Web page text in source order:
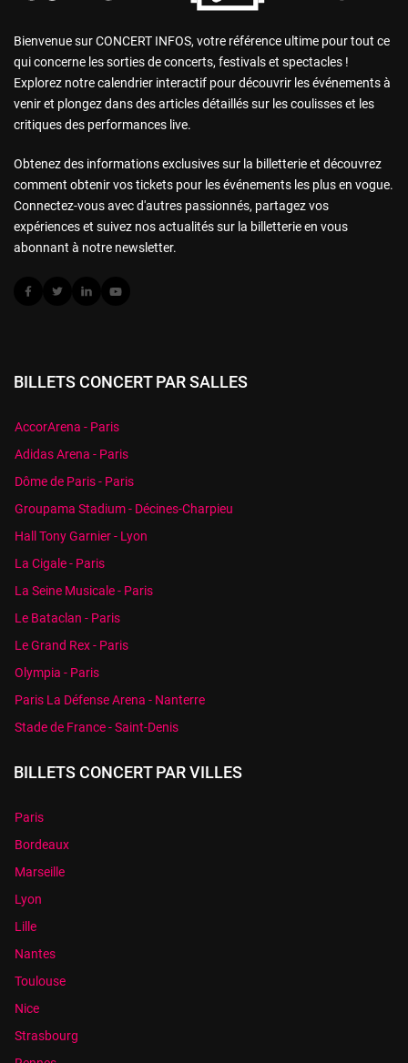
Bienvenue sur CONCERT INFOS, votre référence ultime pour tout ce
qui concerne les sorties de concerts, festivals et spectacles !
Explorez notre calendrier interactif pour découvrir les événements à
venir et plongez dans des articles détaillés sur les coulisses et les
critiques des performances live.
Obtenez des informations exclusives sur la billetterie et découvrez
comment obtenir vos tickets pour les événements les plus en vogue.
Connectez-vous avec d'autres passionnés, partagez vos
expériences et suivez nos actualités sur la billetterie en vous
abonnant à notre newsletter.
BILLETS CONCERT PAR SALLES
AccorArena - Paris
Adidas Arena - Paris
Dôme de Paris - Paris
Groupama Stadium - Décines-Charpieu
Hall Tony Garnier - Lyon
La Cigale - Paris
La Seine Musicale - Paris
Le Bataclan - Paris
Le Grand Rex - Paris
Olympia - Paris
Paris La Défense Arena - Nanterre
Stade de France - Saint-Denis
BILLETS CONCERT PAR VILLES
Paris
Bordeaux
Marseille
Lyon
Lille
Nantes
Toulouse
Nice
Strasbourg